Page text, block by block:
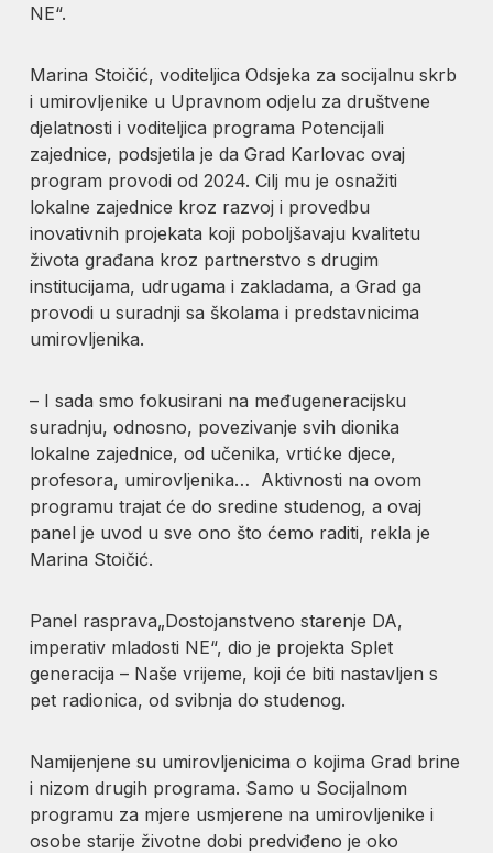
NE“.
Marina Stoičić, voditeljica Odsjeka za socijalnu skrb
i umirovljenike u Upravnom odjelu za društvene
djelatnosti i voditeljica programa Potencijali
zajednice, podsjetila je da Grad Karlovac ovaj
program provodi od 2024. Cilj mu je osnažiti
lokalne zajednice kroz razvoj i provedbu
inovativnih projekata koji poboljšavaju kvalitetu
života građana kroz partnerstvo s drugim
institucijama, udrugama i zakladama, a Grad ga
provodi u suradnji sa školama i predstavnicima
umirovljenika.
– I sada smo fokusirani na međugeneracijsku
suradnju, odnosno, povezivanje svih dionika
lokalne zajednice, od učenika, vrtićke djece,
profesora, umirovljenika… Aktivnosti na ovom
programu trajat će do sredine studenog, a ovaj
panel je uvod u sve ono što ćemo raditi, rekla je
Marina Stoičić.
Panel rasprava„Dostojanstveno starenje DA,
imperativ mladosti NE“, dio je projekta Splet
generacija – Naše vrijeme, koji će biti nastavljen s
pet radionica, od svibnja do studenog.
Namijenjene su umirovljenicima o kojima Grad brine
i nizom drugih programa. Samo u Socijalnom
programu za mjere usmjerene na umirovljenike i
osobe starije životne dobi predviđeno je oko